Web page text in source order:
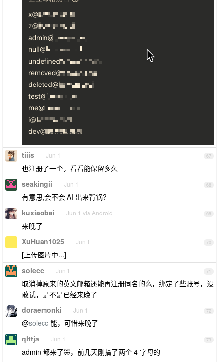
67
tiiis Jun 1
也注册了一个，看看能保留多久
68
seakingii Jun 1
有意思,会不会 AI 出来背锅?
69
kuxiaobai Jun 1 via Android
来晚了
70
XuHuan1025 Jun 1
[上传图片中...]
71
solecc Jun 1
取消掉原来的英文邮箱还能再注册同名的么，绑定了些账号，没
敢试，是不是已经来晚了
72
doraemonki Jun 1
@solecc 能，可惜来晚了
73
qlttja Jun 1
admin 都来了🤣，前几天刚搞了两个 4 字母的